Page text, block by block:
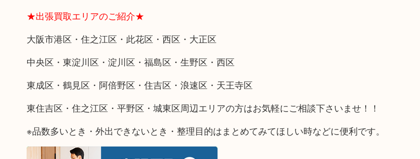
★出張買取エリアのご紹介★
大阪市港区・住之江区・此花区・西区・大正区
中央区・東淀川区・淀川区・福島区・生野区・西区
東成区・鶴見区・阿倍野区・住吉区・浪速区・天王寺区
東住吉区・住之江区・平野区・城東区周辺エリアの方はお気軽にご相談下さいませ！！
※品数多いとき・外出できないとき・整理目的はまとめてみてほしい時などに便利です。